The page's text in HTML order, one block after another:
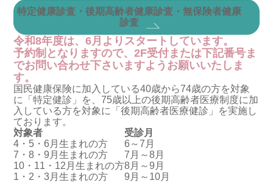
特定健康診査・後期高齢者健康診査・無保険者健康
診査
令和8年度は、6月よりスタートしています。
予約制となりますので、2F受付または下記番号ま
でお問い合わせ下さいますようお願いいたしま
す。
国民健康保険に加入している40歳から74歳の方を対象
に「特定健診」を、75歳以上の後期高齢者医療制度に加
入している方を対象に「後期高齢者医療健診」を実施し
ております。
対象者
受診月
4・5・6月生まれの方
6～7月
7・8・9月生まれの方
7月～8月
10・11・12月生まれの方8月～9月
1・2・3月生まれの方
9月～10月